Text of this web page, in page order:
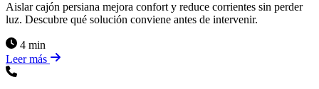
Aislar cajón persiana mejora confort y reduce corrientes sin perder
luz. Descubre qué solución conviene antes de intervenir.
4 min
Leer más